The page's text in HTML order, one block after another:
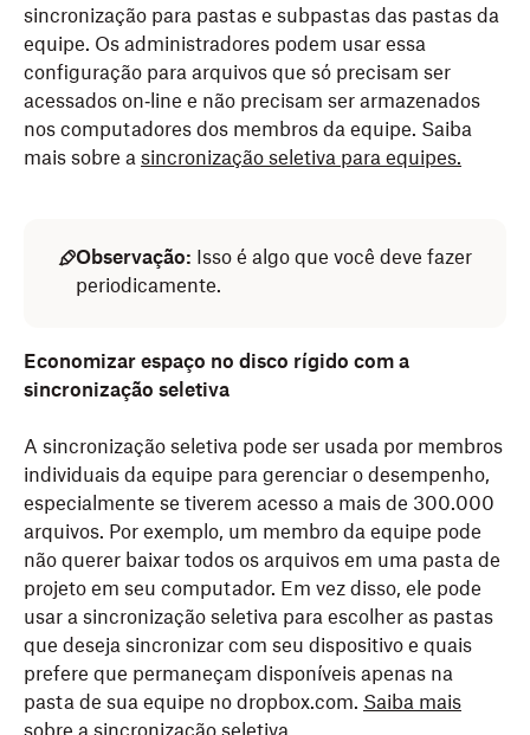
sincronização para pastas e subpastas das pastas da
equipe. Os administradores podem usar essa
configuração para arquivos que só precisam ser
acessados on‑line e não precisam ser armazenados
nos computadores dos membros da equipe. Saiba
mais sobre a sincronização seletiva para equipes.
Observação: Isso é algo que você deve fazer
periodicamente.
Economizar espaço no disco rígido com a
sincronização seletiva
A sincronização seletiva pode ser usada por membros
individuais da equipe para gerenciar o desempenho,
especialmente se tiverem acesso a mais de 300.000
arquivos. Por exemplo, um membro da equipe pode
não querer baixar todos os arquivos em uma pasta de
projeto em seu computador. Em vez disso, ele pode
usar a sincronização seletiva para escolher as pastas
que deseja sincronizar com seu dispositivo e quais
prefere que permaneçam disponíveis apenas na
pasta de sua equipe no dropbox.com. Saiba mais
sobre a sincronização seletiva.